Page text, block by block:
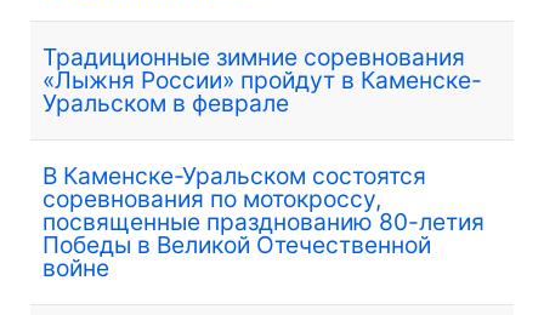
Традиционные зимние соревнования
«Лыжня России» пройдут в Каменске-
Уральском в феврале
В Каменске-Уральском состоятся
соревнования по мотокроссу,
посвященные празднованию 80-летия
Победы в Великой Отечественной
войне